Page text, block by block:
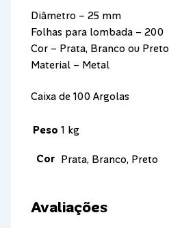
Diâmetro – 25 mm
Folhas para lombada – 200
Cor – Prata, Branco ou Preto
Material – Metal
Caixa de 100 Argolas
Peso 1 kg
Cor Prata, Branco, Preto
Avaliações